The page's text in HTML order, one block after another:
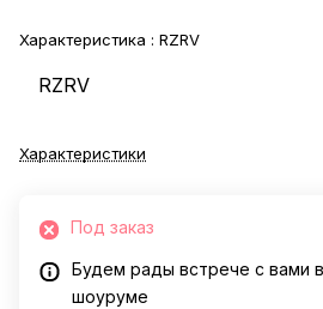
Характеристика : RZRV
RZRV
Характеристики
Под заказ
Будем рады встрече с вами
шоуруме